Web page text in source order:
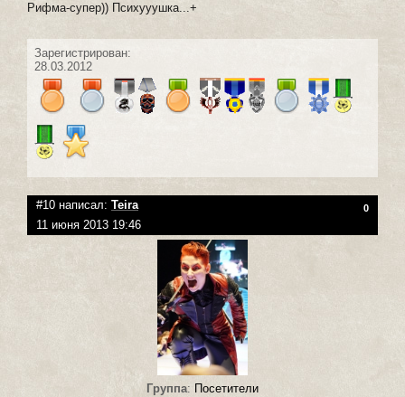
Рифма-супер)) Психууушка...+
Зарегистрирован:
28.03.2012
#10 написал: Teira 0
11 июня 2013 19:46
Группа: Посетители